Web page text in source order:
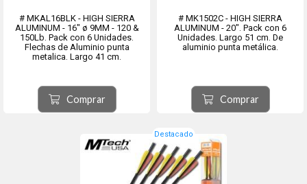
# MKAL16BLK - HIGH SIERRA
ALUMINUM - 16" ø 9MM - 120 &
150Lb. Pack con 6 Unidades.
Flechas de Aluminio punta
metalica. Largo 41 cm.
Comprar
# MK1502C - HIGH SIERRA
ALUMINUM - 20". Pack con 6
Unidades. Largo 51 cm. De
aluminio punta metálica.
Comprar
Destacado